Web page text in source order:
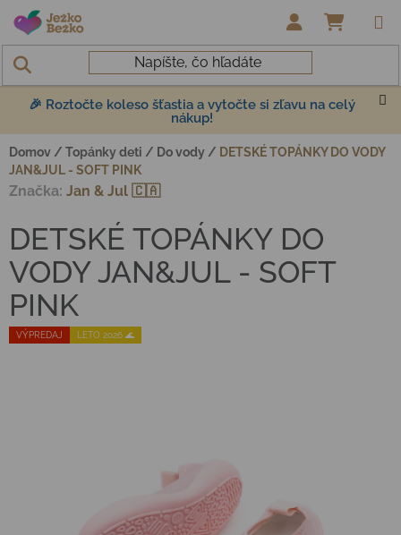
Prejsť na obsah
🎉 Roztočte koleso šťastia a vytočte si zľavu na celý
nákup!
Domov / Topánky deti / Do vody / DETSKÉ TOPÁNKY DO VODY
JAN&JUL - SOFT PINK
VÝPREDAJ LETO 2026 🌊
DETSKÉ TOPÁNKY DO
VODY JAN&JUL - SOFT
PINK
Značka: Jan & Jul 🇨🇦